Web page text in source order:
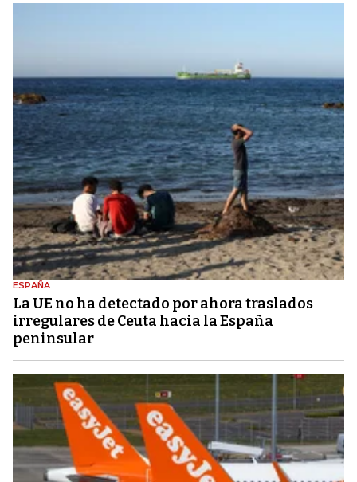
ESPAÑA
La UE no ha detectado por ahora traslados
irregulares de Ceuta hacia la España
peninsular